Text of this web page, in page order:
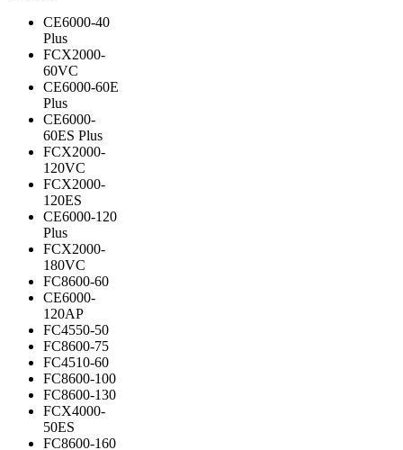
CE6000-40
Plus
FCX2000-
60VC
CE6000-60E
Plus
CE6000-
60ES Plus
FCX2000-
120VC
FCX2000-
120ES
CE6000-120
Plus
FCX2000-
180VC
FC8600-60
СЕ6000-
120АР
FC4550-50
FC8600-75
FC4510-60
FC8600-100
FC8600-130
FCX4000-
50ES
FC8600-160